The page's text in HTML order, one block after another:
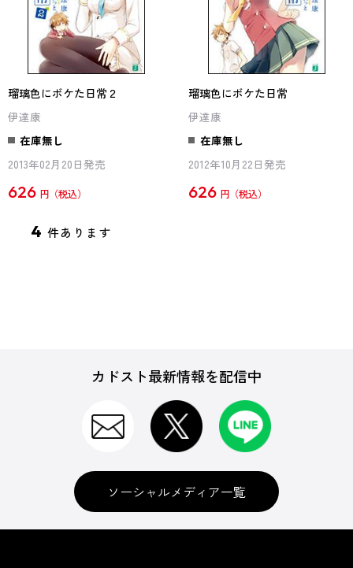
瑠璃色にボケた日常２
伊達康
在庫無し
2013年02月20日発売
626 円
瑠璃色にボケた日常
伊達康
在庫無し
2012年10月22日発売
626 円
4 件あります
カドスト最新情報を配信中
ソーシャルメディア一覧